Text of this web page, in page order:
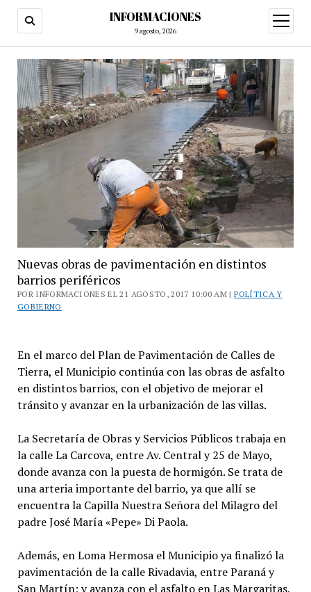
INFORMACIONES
9 agosto, 2026
abrir
menú
Nuevas obras de pavimentación en distintos
barrios periféricos
POR INFORMACIONES EL 21 AGOSTO, 2017 10:00 AM |POLÍTICA Y
GOBIERNO
En el marco del Plan de Pavimentación de Calles de
Tierra, el Municipio continúa con las obras de asfalto
en distintos barrios, con el objetivo de mejorar el
tránsito y avanzar en la urbanización de las villas.
La Secretaría de Obras y Servicios Públicos trabaja en
la calle La Carcova, entre Av. Central y 25 de Mayo,
donde avanza con la puesta de hormigón. Se trata de
una arteria importante del barrio, ya que allí se
encuentra la Capilla Nuestra Señora del Milagro del
padre José María «Pepe» Di Paola.
Además, en Loma Hermosa el Municipio ya finalizó la
pavimentación de la calle Rivadavia, entre Paraná y
San Martín; y avanza con el asfalto en Las Margaritas,